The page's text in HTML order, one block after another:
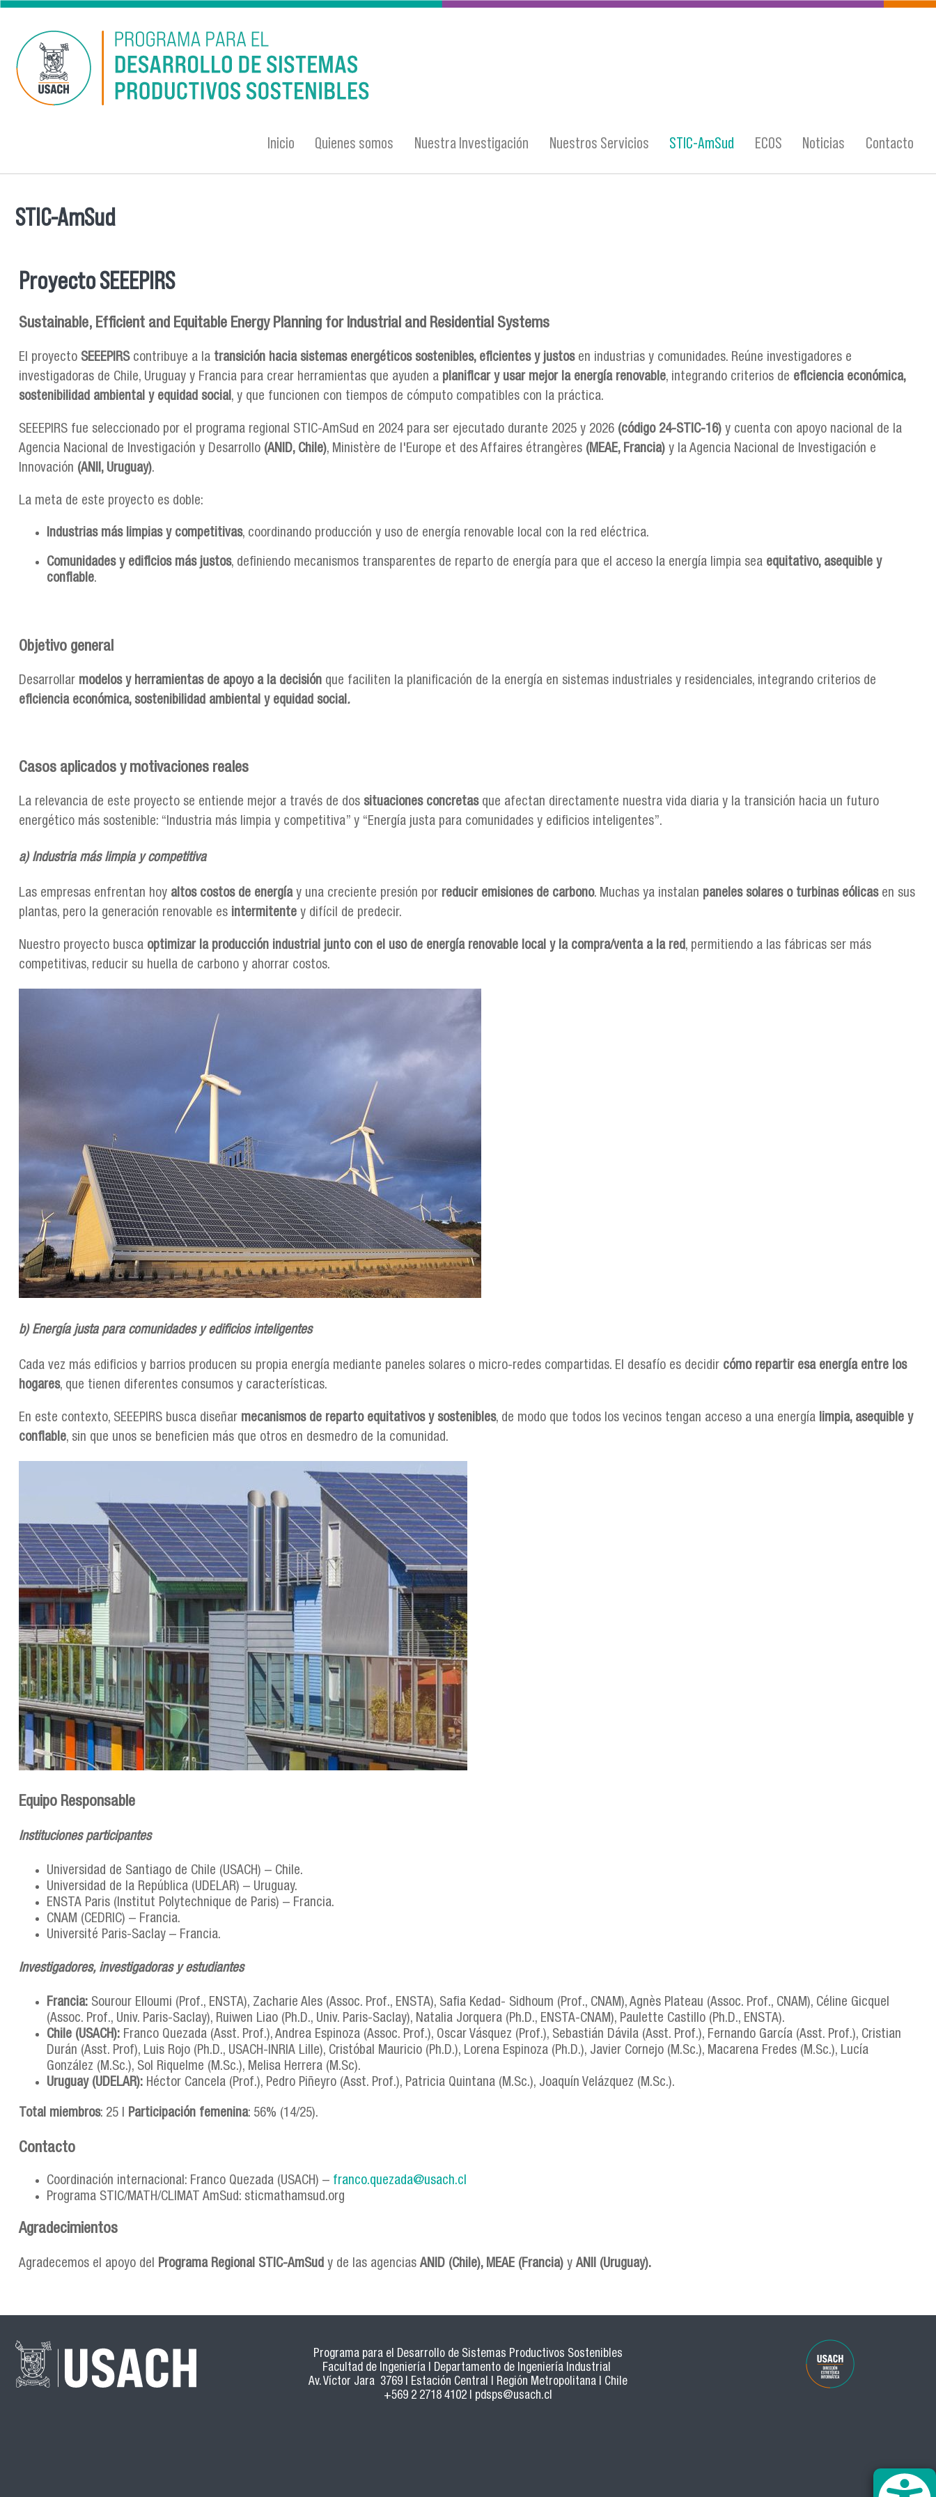
Pasar al contenido principal
Inicio Quienes somos Nuestra Investigación Nuestros Servicios STIC-AmSud ECOS Noticias Contacto
Se encuentra usted aquí
STIC-AmSud
Proyecto SEEEPIRS
Sustainable, Efficient and Equitable Energy Planning for Industrial and Residential Systems
El proyecto SEEEPIRScontribuye a la transición hacia sistemas energéticos sostenibles, eficientes y justosen industrias y comunidades. Reúne investigadores e
investigadoras de Chile, Uruguay y Francia para crear herramientas que ayuden a planificar y usar mejor la energía renovable, integrando criterios de eficiencia económica,
sostenibilidad ambiental y equidad social, y que funcionen con tiempos de cómputo compatibles con la práctica.
SEEEPIRS fue seleccionado por el programa regional STIC-AmSud en 2024 para ser ejecutado durante 2025 y 2026 (código 24-STIC-16) y cuenta con apoyo nacional de la
Agencia Nacional de Investigación y Desarrollo (ANID, Chile), Ministère de l'Europe et des Affaires étrangères (MEAE, Francia) y la Agencia Nacional de Investigación e
Innovación (ANII, Uruguay).
La meta de este proyecto es doble:
Industrias más limpias y competitivas, coordinando producción y uso de energía renovable local con la red eléctrica.
Comunidades y edificios más justos, definiendo mecanismos transparentes de reparto de energía para que el acceso la energía limpia sea equitativo, asequible y
confiable.
Objetivo general
Desarrollar modelos y herramientas de apoyo a la decisión que faciliten la planificación de la energía en sistemas industriales y residenciales, integrando criterios de
eficiencia económica, sostenibilidad ambiental y equidad social.
Casos aplicados y motivaciones reales
La relevancia de este proyecto se entiende mejor a través de dos situaciones concretasque afectan directamente nuestra vida diaria y la transición hacia un futuro
energético más sostenible: “Industria más limpia y competitiva” y “Energía justa para comunidades y edificios inteligentes”.
a) Industria más limpia y competitiva
Las empresas enfrentan hoy altos costos de energía y una creciente presión por reducir emisiones de carbono. Muchas ya instalan paneles solares o turbinas eólicas en sus
plantas, pero la generación renovable es intermitente y difícil de predecir.
Nuestro proyecto busca optimizar la producción industrial junto con el uso de energía renovable local y la compra/venta a la red, permitiendo a las fábricas ser más
competitivas, reducir su huella de carbono y ahorrar costos.
b) Energía justa para comunidades y edificios inteligentes
Cada vez más edificios y barrios producen su propia energía mediante paneles solares o micro-redes compartidas. El desafío es decidir cómo repartir esa energía entre los
hogares, que tienen diferentes consumos y características.
En este contexto, SEEEPIRS busca diseñar mecanismos de reparto equitativos y sostenibles, de modo que todos los vecinos tengan acceso a una energía limpia, asequible y
confiable, sin que unos se beneficien más que otros en desmedro de la comunidad.
Equipo Responsable
Instituciones participantes
Universidad de Santiago de Chile (USACH) – Chile.
Universidad de la República (UDELAR) – Uruguay.
ENSTA Paris (Institut Polytechnique de Paris) – Francia.
CNAM (CEDRIC) – Francia.
Université Paris-Saclay – Francia.
Investigadores, investigadoras y estudiantes
Francia: Sourour Elloumi (Prof., ENSTA), Zacharie Ales (Assoc. Prof., ENSTA), Safia Kedad- Sidhoum (Prof., CNAM), Agnès Plateau (Assoc. Prof., CNAM), Céline Gicquel
(Assoc. Prof., Univ. Paris-Saclay), Ruiwen Liao (Ph.D., Univ. Paris-Saclay), Natalia Jorquera (Ph.D., ENSTA-CNAM), Paulette Castillo (Ph.D., ENSTA).
Chile (USACH): Franco Quezada (Asst. Prof.), Andrea Espinoza (Assoc. Prof.), Oscar Vásquez (Prof.), Sebastián Dávila (Asst. Prof.), Fernando García (Asst. Prof.), Cristian
Durán (Asst. Prof), Luis Rojo (Ph.D., USACH-INRIA Lille), Cristóbal Mauricio (Ph.D.), Lorena Espinoza (Ph.D.), Javier Cornejo (M.Sc.), Macarena Fredes (M.Sc.), Lucía
González (M.Sc.), Sol Riquelme (M.Sc.), Melisa Herrera (M.Sc).
Uruguay (UDELAR): Héctor Cancela (Prof.), Pedro Piñeyro (Asst. Prof.), Patricia Quintana (M.Sc.), Joaquín Velázquez (M.Sc.).
Total miembros: 25 | Participación femenina: 56% (14/25).
Contacto
Coordinación internacional: Franco Quezada (USACH) – franco.quezada@usach.cl
Programa STIC/MATH/CLIMAT AmSud: sticmathamsud.org
Agradecimientos
Agradecemos el apoyo del Programa Regional STIC-AmSud y de las agencias ANID (Chile), MEAE (Francia) y ANII (Uruguay).
Programa para el Desarrollo de Sistemas Productivos Sostenibles
Facultad de Ingeniería | Departamento de Ingeniería Industrial
Av. Víctor Jara 3769 | Estación Central | Región Metropolitana | Chile
+569 2 2718 4102 | pdsps@usach.cl